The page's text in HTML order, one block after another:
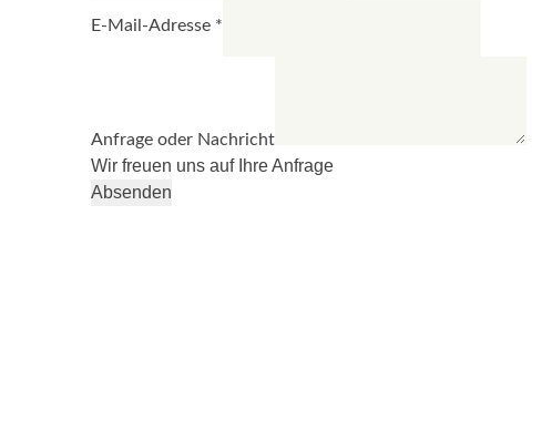
E-Mail-Adresse *
Anfrage oder Nachricht
Wir freuen uns auf Ihre Anfrage
Absenden